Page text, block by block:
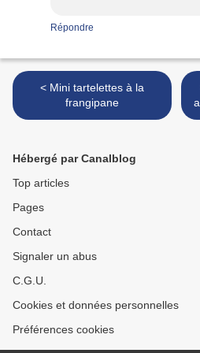
Répondre
< Mini tartelettes à la
frangipane
Hébergé par Canalblog
Top articles
Pages
Contact
Signaler un abus
C.G.U.
Cookies et données personnelles
Préférences cookies